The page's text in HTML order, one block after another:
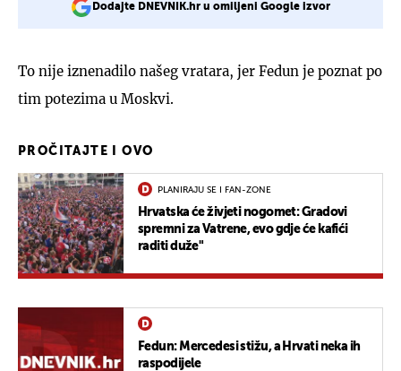
Dodajte DNEVNIK.hr u omiljeni Google izvor
To nije iznenadilo našeg vratara, jer Fedun je poznat po
tim potezima u Moskvi.
PROČITAJTE I OVO
PLANIRAJU SE I FAN-ZONE
Hrvatska će živjeti nogomet: Gradovi
spremni za Vatrene, evo gdje će kafići
raditi duže"
Fedun: Mercedesi stižu, a Hrvati neka ih
raspodijele